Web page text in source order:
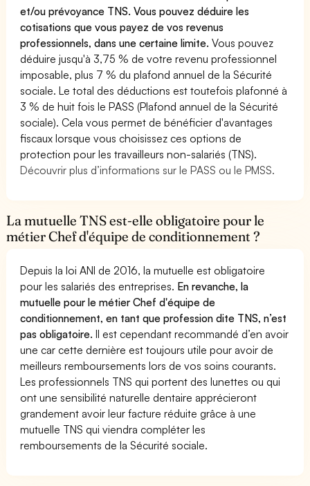
et/ou prévoyance TNS. Vous pouvez déduire les
cotisations que vous payez de vos revenus
professionnels, dans une certaine limite.Vous pouvez
déduire jusqu'à 3,75 % de votre revenu professionnel
imposable, plus 7 % du plafond annuel de la Sécurité
sociale. Le total des déductions est toutefois plafonné à
3 % de huit fois le PASS (Plafond annuel de la Sécurité
sociale). Cela vous permet de bénéficier d'avantages
fiscaux lorsque vous choisissez ces options de
protection pour les travailleurs non-salariés (TNS).
Découvrir plus d’informations sur le PASS ou le PMSS.
La mutuelle TNS est-elle obligatoire pour le
métier Chef d'équipe de conditionnement ?
Depuis la loi ANI de 2016, la mutuelle est obligatoire
pour les salariés des entreprises. En revanche, la
mutuelle pour le métier Chef d'équipe de
conditionnement, en tant que profession dite TNS, n’est
pas obligatoire.Il est cependant recommandé d’en avoir
une car cette dernière est toujours utile pour avoir de
meilleurs remboursements lors de vos soins courants.
Les professionnels TNS qui portent des lunettes ou qui
ont une sensibilité naturelle dentaire apprécieront
grandement avoir leur facture réduite grâce à une
mutuelle TNS qui viendra compléter les
remboursements de la Sécurité sociale.